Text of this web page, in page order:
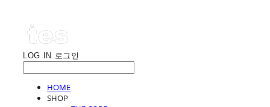
LOG IN 로그인
HOME
SHOP